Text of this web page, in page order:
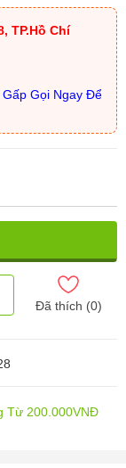
TP.Hồ Chí
Gọi Ngay Để
Đã thích (0)
Từ 200.000VNĐ